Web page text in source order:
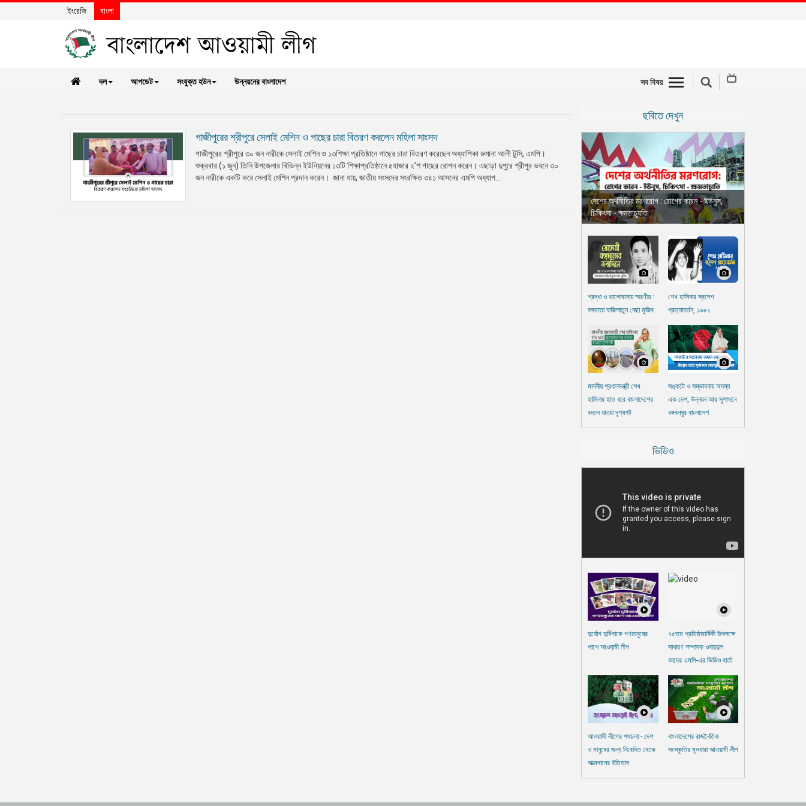
ইংরেজি বাংলা
দল আপডেট সংযুক্ত হউন উন্নয়নের বাংলাদেশ সব বিষয়
গাজীপুরের শ্রীপুরে সেলাই মেশিন ও গাছের চারা বিতরণ করলেন মহিলা সাংসদ
গাজীপুরের শ্রীপুরে ৩০ জন নারীকে সেলাই মেশিন ও ১৩শিক্ষা প্রতিষ্ঠানে গাছের চারা বিতরণ করেছেন অধ্যাপিকা রুমানা আলী টুসি, এমপি।
শুক্রবার (১ জুন) তিনি উপজেলার বিভিন্ন ইউনিয়নের ১৩টি শিক্ষাপ্রতিষ্ঠানে ৫হাজার ২’শ গাছের রোপন করেন। এছাড়া দুপুরে শ্রীপুর ভবনে ৩০
জন নারীকে একটি করে সেলাই মেশিন প্রদান করেন। জানা যায়, জাতীয় সংসদের সংরক্ষিত ৩৪১ আসনের এমপি অধ্যাপ...
ছবিতে দেখুন
দেশের অর্থনীতির মরণরোগ : রোগের কারন - ইউনুস,
চিকিৎসা - ক্ষমতাচ্যুতি
শ্রদ্ধা ও ভালোবাসায় স্মরণীয় :
বঙ্গমাতা ফজিলাতুন নেছা মুজিব
শেখ হাসিনার স্বদেশ
প্রত্যাবর্তন, ১৯৮১
মাননীয় প্রধানমন্ত্রী শেখ
হাসিনার হাত ধরে বাংলাদেশের
বদলে যাওয়া দৃশ্যপট
সঙ্কটে ও সম্ভাবনায় অদম্য
এক দেশ, উন্নয়ন আর সুশাসনে
বঙ্গবন্ধুর বাংলাদেশ
ভিডিও
দুর্যোগ দুর্বিপাকে গণমানুষের
পাশে আওযা়মী লীগ
৭৫তম প্রতিষ্ঠাবার্ষিকী উপলক্ষে
সাধারণ সম্পাদক ওবায়দুল
কাদের এমপি-এর ভিডিও বার্তা
আওয়ামী লীগের পথচলা - দেশ
ও মানুষের জন্য নিবেদিত থেকে
আত্মদানের ইতিহাস
বাংলাদেশের রাজনৈতিক
সংস্কৃতির মূলধারা আওয়ামী লীগ